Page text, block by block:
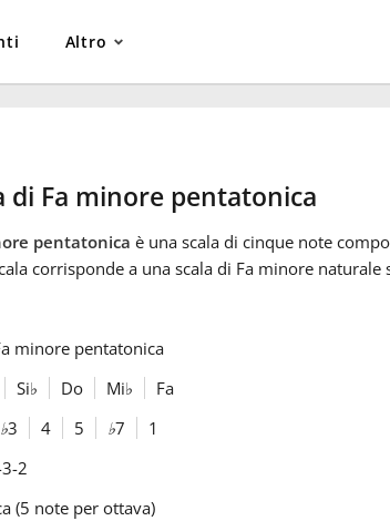
Altro
di Fa minore pentatonica
pentatonica è una scala di cinque note
corrisponde a una scala di Fa minore naturale
minore pentatonica
Si♭ Do Mi♭ Fa
♭3 4 5 ♭7 1
2
(5 note per ottava)